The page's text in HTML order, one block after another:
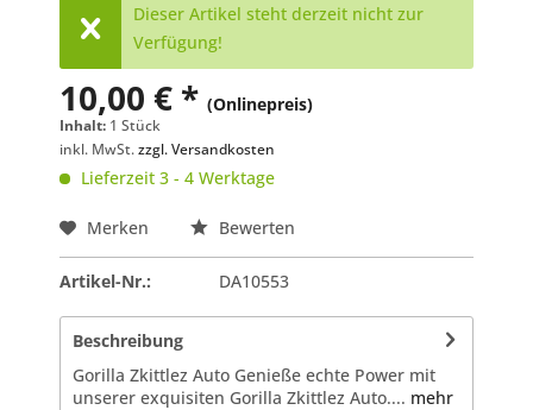
Dieser Artikel steht derzeit nicht zur
Verfügung!
10,00 € * (Onlinepreis)
Inhalt: 1 Stück
inkl. MwSt.zzgl. Versandkosten
Lieferzeit 3 - 4 Werktage
Merken Bewerten
Artikel-Nr.: DA10553
Beschreibung
Gorilla Zkittlez Auto Genieße echte Power mit
unserer exquisiten Gorilla Zkittlez Auto.... mehr